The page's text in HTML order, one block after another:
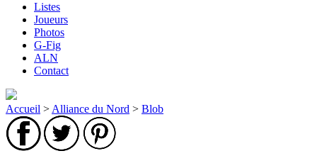
Listes
Joueurs
Photos
G-Fig
ALN
Contact
Accueil > Alliance du Nord > Blob